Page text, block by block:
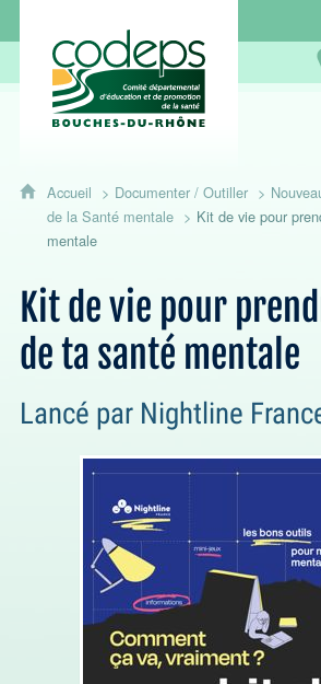
CoDEPS 13 - Comité
Accueil Documenter / Outiller
de la Santé mentale
Kit de vie pour
mentale
Kit de vie pour
de ta santé mentale
Lancé par Nightline